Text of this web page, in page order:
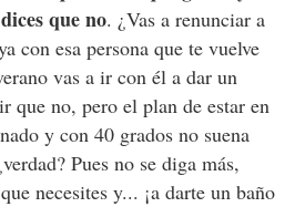
que no. ¿Vas a renunciar a
con esa persona que te vuelve
vas a ir con él a dar un
que no, pero el plan de estar en
y con 40 grados no suena
Pues no se diga más,
necesites y... ¡a darte un baño